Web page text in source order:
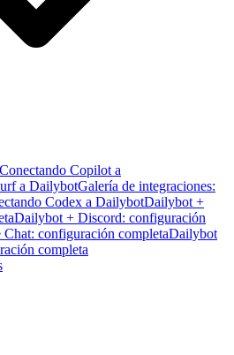
Conectando Copilot a
a DailybotGalería de integraciones:
Codex a DailybotDailybot +
Dailybot + Discord: configuración
configuración completaDailybot
completa